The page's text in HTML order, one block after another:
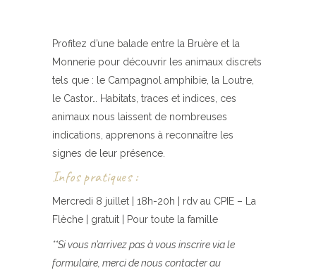
Profitez d’une balade entre la Bruère et la
Monnerie pour découvrir les animaux discrets
tels que : le Campagnol amphibie, la Loutre,
le Castor… Habitats, traces et indices, ces
animaux nous laissent de nombreuses
indications, apprenons à reconnaître les
signes de leur présence.
Infos pratiques :
Mercredi 8 juillet | 18h-20h | rdv au CPIE – La
Flèche | gratuit | Pour toute la famille
**Si vous n’arrivez pas à vous inscrire via le
formulaire, merci de nous contacter au